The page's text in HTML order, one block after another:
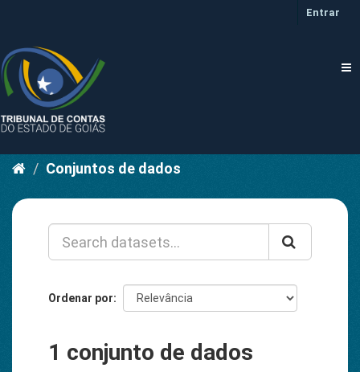
conteúdo
Entrar
Conjuntos de dados
Ordenar por
1 conjunto de dados